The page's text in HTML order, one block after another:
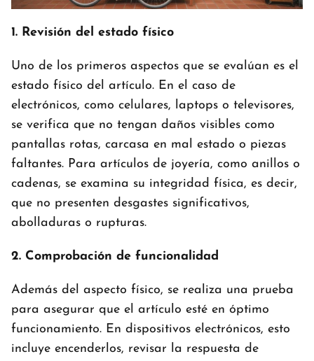
1. Revisión del estado físico
Uno de los primeros aspectos que se evalúan es el
estado físico del artículo. En el caso de
electrónicos, como celulares, laptops o televisores,
se verifica que no tengan daños visibles como
pantallas rotas, carcasa en mal estado o piezas
faltantes. Para artículos de joyería, como anillos o
cadenas, se examina su integridad física, es decir,
que no presenten desgastes significativos,
abolladuras o rupturas.
2. Comprobación de funcionalidad
Además del aspecto físico, se realiza una prueba
para asegurar que el artículo esté en óptimo
funcionamiento. En dispositivos electrónicos, esto
incluye encenderlos, revisar la respuesta de